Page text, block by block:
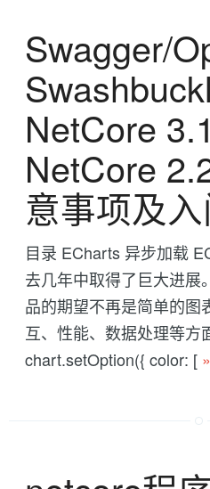
Swagger/
NetCore
NetCore
意事项及
目录 ECharts 异步加载
去几年中取得了巨大进展
品的期望不再是简单的图
互、性能、数据处理等方
chart.setOption({ color: [ »